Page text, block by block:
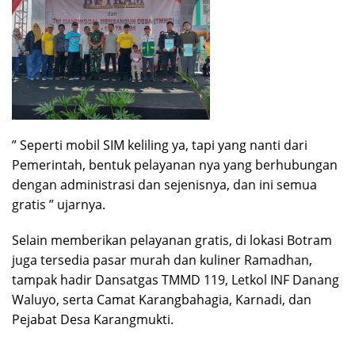
” Seperti mobil SIM keliling ya, tapi yang nanti dari
Pemerintah, bentuk pelayanan nya yang berhubungan
dengan administrasi dan sejenisnya, dan ini semua
gratis ” ujarnya.
Selain memberikan pelayanan gratis, di lokasi Botram
juga tersedia pasar murah dan kuliner Ramadhan,
tampak hadir Dansatgas TMMD 119, Letkol INF Danang
Waluyo, serta Camat Karangbahagia, Karnadi, dan
Pejabat Desa Karangmukti.